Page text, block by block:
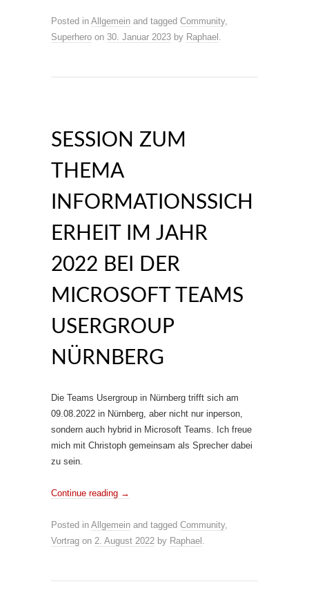
Posted in Allgemein and tagged Community,
Superhero on 30. Januar 2023 by Raphael .
SESSION ZUM
THEMA
INFORMATIONSSICH
ERHEIT IM JAHR
2022 BEI DER
MICROSOFT TEAMS
USERGROUP
NÜRNBERG
Die Teams Usergroup in Nürnberg trifft sich am
09.08.2022 in Nürnberg, aber nicht nur inperson,
sondern auch hybrid in Microsoft Teams. Ich freue
mich mit Christoph gemeinsam als Sprecher dabei
zu sein.
Continue reading →
Posted in Allgemein and tagged Community,
Vortrag on 2. August 2022 by Raphael .